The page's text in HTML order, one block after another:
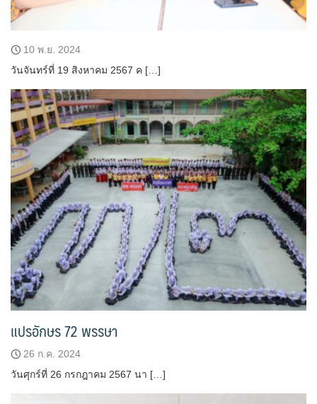
10 พ.ย. 2024
วันจันทร์ที่ 19 สิงหาคม 2567 ค […]
แปรอักษร 72 พรรษา
26 ก.ค. 2024
วันศุกร์ที่ 26 กรกฎาคม 2567 นา […]